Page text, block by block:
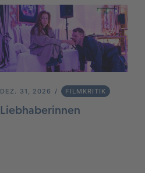
DEZ. 31, 2026 FILMKRITIK
Liebhaberinnen